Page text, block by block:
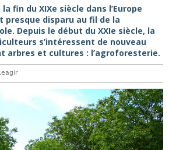
fin du XIXe siècle dans l’Europe
presque disparu au fil de la
Depuis le début du XXIe siècle, la
s’intéressent de nouveau
arbres et cultures : l’agroforesterie.